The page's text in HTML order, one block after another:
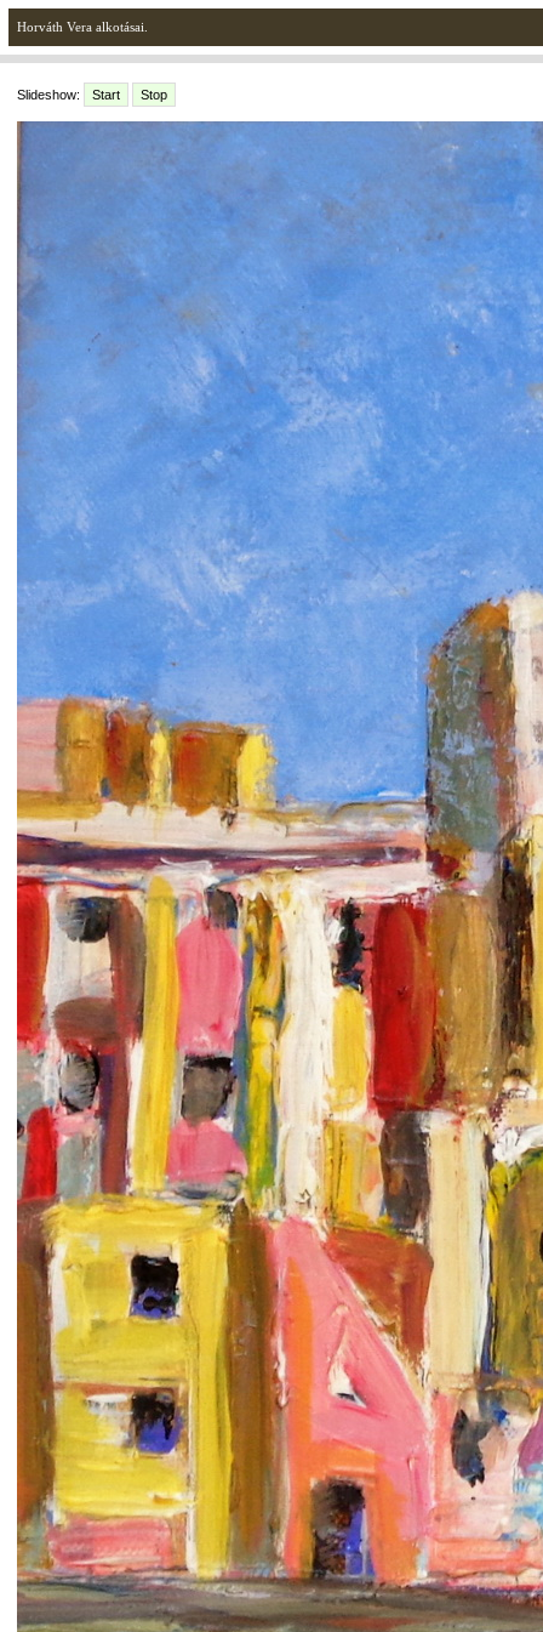
Horváth Vera alkotásai.
Slideshow: Start Stop